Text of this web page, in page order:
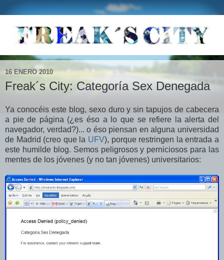
16 ENERO 2010
Freak´s City: Categoría Sex Denegada
Ya conocéis este blog, sexo duro y sin tapujos de cabecera
a pie de página (¿es éso a lo que se refiere la alerta del
navegador, verdad?)... o éso piensan en alguna universidad
de Madrid (creo que la UFV), porque restringen la entrada a
este humilde blog. Semos peligrosos y perniciosos para las
mentes de los jóvenes (y no tan jóvenes) universitarios: